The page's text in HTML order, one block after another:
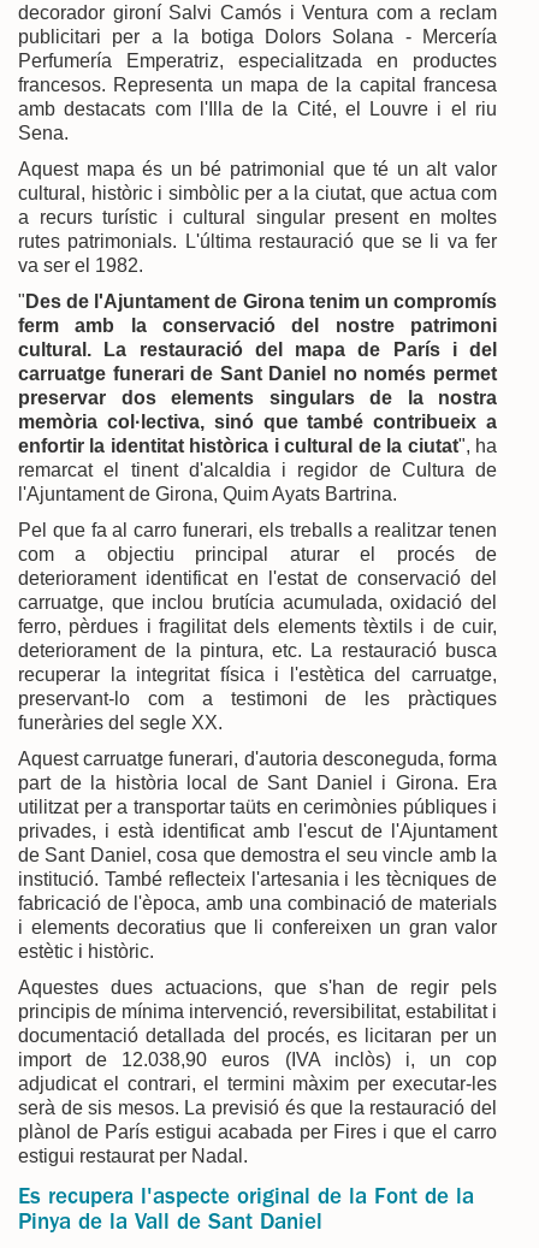
decorador gironí Salvi Camós i Ventura com a reclam
publicitari per a la botiga Dolors Solana - Mercería
Perfumería Emperatriz, especialitzada en productes
francesos. Representa un mapa de la capital francesa
amb destacats com l'Illa de la Cité, el Louvre i el riu
Sena.
Aquest mapa és un bé patrimonial que té un alt valor
cultural, històric i simbòlic per a la ciutat, que actua com
a recurs turístic i cultural singular present en moltes
rutes patrimonials. L'última restauració que se li va fer
va ser el 1982.
" Des de l'Ajuntament de Girona tenim un compromís
ferm amb la conservació del nostre patrimoni
cultural. La restauració del mapa de París i del
carruatge funerari de Sant Daniel no només permet
preservar dos elements singulars de la nostra
memòria col·lectiva, sinó que també contribueix a
enfortir la identitat històrica i cultural de la ciutat", ha
remarcat el tinent d'alcaldia i regidor de Cultura de
l'Ajuntament de Girona, Quim Ayats Bartrina.
Pel que fa al carro funerari, els treballs a realitzar tenen
com a objectiu principal aturar el procés de
deteriorament identificat en l'estat de conservació del
carruatge, que inclou brutícia acumulada, oxidació del
ferro, pèrdues i fragilitat dels elements tèxtils i de cuir,
deteriorament de la pintura, etc. La restauració busca
recuperar la integritat física i l'estètica del carruatge,
preservant-lo com a testimoni de les pràctiques
funeràries del segle XX.
Aquest carruatge funerari, d'autoria desconeguda, forma
part de la història local de Sant Daniel i Girona. Era
utilitzat per a transportar taüts en cerimònies públiques i
privades, i està identificat amb l'escut de l'Ajuntament
de Sant Daniel, cosa que demostra el seu vincle amb la
institució. També reflecteix l'artesania i les tècniques de
fabricació de l'època, amb una combinació de materials
i elements decoratius que li confereixen un gran valor
estètic i històric.
Aquestes dues actuacions, que s'han de regir pels
principis de mínima intervenció, reversibilitat, estabilitat i
documentació detallada del procés, es licitaran per un
import de 12.038,90 euros (IVA inclòs) i, un cop
adjudicat el contrari, el termini màxim per executar-les
serà de sis mesos. La previsió és que la restauració del
plànol de París estigui acabada per Fires i que el carro
estigui restaurat per Nadal.
Es recupera l'aspecte original de la Font de la
Pinya de la Vall de Sant Daniel